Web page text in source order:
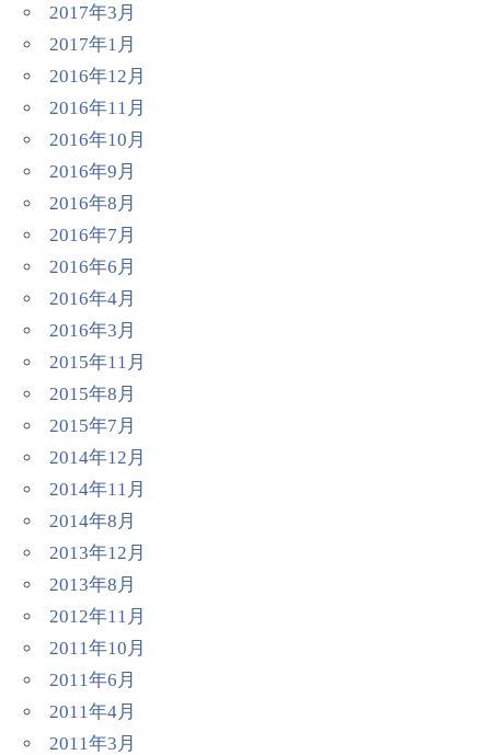
2017年3月
2017年1月
2016年12月
2016年11月
2016年10月
2016年9月
2016年8月
2016年7月
2016年6月
2016年4月
2016年3月
2015年11月
2015年8月
2015年7月
2014年12月
2014年11月
2014年8月
2013年12月
2013年8月
2012年11月
2011年10月
2011年6月
2011年4月
2011年3月